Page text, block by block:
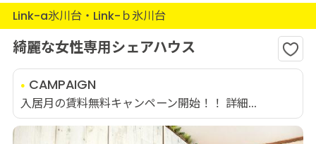
Link-a氷川台・Link-ｂ氷川台
綺麗な女性専用シェアハウス
CAMPAIGN
入居月の賃料無料キャンペーン開始！！ 詳細...